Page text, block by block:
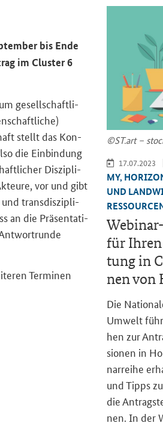
bis Ende
im Clus­ter 6
ge­sell­schaft­li­
stellt das Kon­
die Ein­bin­dung
Dis­zi­pli­
vor und gibt
und trans­dis­zi­pli­
an die Prä­sen­ta­ti­
Ter­mi­nen
©ST.art –
17.07.2023
MY,
UND
für
tung in
nen von
Die
Um­welt
hen zur
sio­nen in
nar­rei­he
und Tipps
die
nen. In der